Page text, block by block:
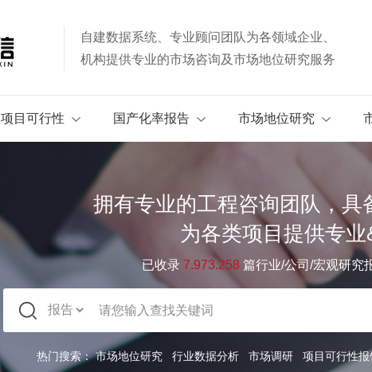
自建数据系统、专业顾问团队为各领域企业、
机构提供专业的市场咨询及市场地位研究服务
项目可行性 国产化率报告 市场地位研究
拥有专业的工程咨询团队，具
为各类项目提供专
已收录 7.973.258 篇行业/公司/宏观研究
热门搜索：市场地位研究 行业数据分析 市场调研 项目可行性报